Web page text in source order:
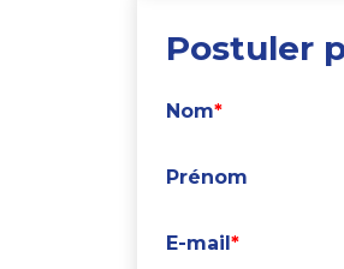
Postuler
Nom*
Prénom
E-mail*